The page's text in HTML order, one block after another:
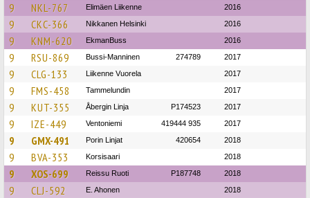
9 NKL-767 Elimäen Liikenne 2016
9 CKC-366 Nikkanen Helsinki 2016
9 KNM-620 EkmanBuss 2016
9 RSU-869 Bussi-Manninen 274789 2017
9 CLG-133 Liikenne Vuorela 2017
9 FMS-458 Tammelundin 2017
9 KUT-355 Åbergin Linja P174523 2017
9 IZE-449 Ventoniemi 419444 935 2017
9 GMX-491 Porin Linjat 420654 2018
9 BVA-353 Korsisaari 2018
9 XOS-699 Reissu Ruoti P187748 2018
9 CLJ-592 E. Ahonen 2018